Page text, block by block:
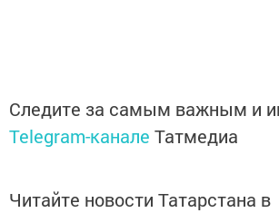
Следите за самым важным и
Telegram-канале Татмедиа
Читайте новости Татарстана в